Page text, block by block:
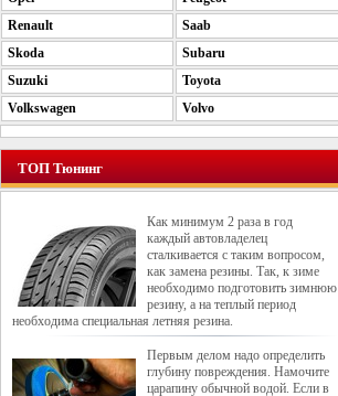
Renault
Saab
Skoda
Subaru
Suzuki
Toyota
Volkswagen
Volvo
ТОП Тюнинг
Как минимум 2 раза в год
каждый автовладелец
сталкивается с таким вопросом,
как замена резины. Так, к зиме
необходимо подготовить зимнюю
резину, а на теплый период
необходима специальная летняя резина.
Первым делом надо определить
глубину повреждения. Намочите
царапину обычной водой. Если в